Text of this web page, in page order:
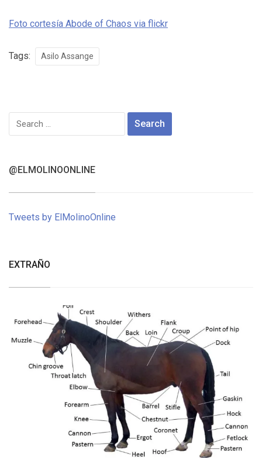
Foto cortesía Abode of Chaos via flickr
Tags: Asilo Assange
Search
for:
@ELMOLINOONLINE
Tweets by ElMolinoOnline
EXTRAÑO